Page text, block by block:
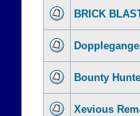
BRICK
Bounty
Xevious